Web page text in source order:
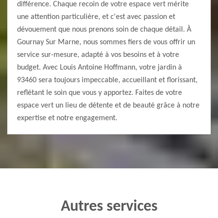
différence. Chaque recoin de votre espace vert mérite
une attention particulière, et c'est avec passion et
dévouement que nous prenons soin de chaque détail. À
Gournay Sur Marne, nous sommes fiers de vous offrir un
service sur-mesure, adapté à vos besoins et à votre
budget. Avec Louis Antoine Hoffmann, votre jardin à
93460 sera toujours impeccable, accueillant et florissant,
reflétant le soin que vous y apportez. Faites de votre
espace vert un lieu de détente et de beauté grâce à notre
expertise et notre engagement.
Autres services